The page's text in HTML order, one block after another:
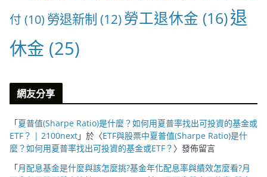
付 (10) 勞退新制 (12)勞工退休金 (16)退
休金 (25)
網友分享
「夏普值(Sharpe Ratio)是什麼？如何用夏普率找出可投資的基金或
ETF？ | 2100next」於〈ETF與股票中夏普值(Sharpe Ratio)是什
麼？如何用夏普率找出可投資的基金或ETF？ 〉發佈留言
「月配息基金是什麼與該怎麼挑?基金年化配息率與績效怎麼看?月